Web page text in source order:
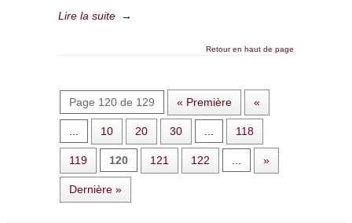
Lire la suite →
Retour en haut de page
Page 120 de 129 « Première «
10 20 30 118
119 120 121 122 »
Dernière »